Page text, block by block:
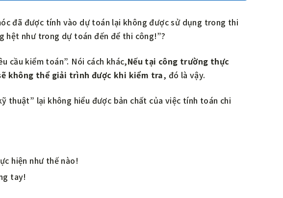
đã được tính vào dự toán lại không được sử dụng trong thi
hệt như trong dự toán đến để thi công!”?
cầu kiểm toán”. Nói cách khác,Nếu tại công trường thực
không thể giải trình được khi kiểm tra, đó là vậy.
thuật” lại không hiểu được bản chất của việc tính toán chi
hiện như thế nào!
tay!